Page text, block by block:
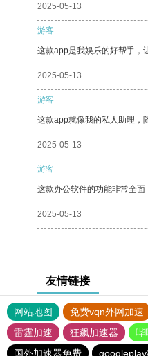
2025-05-13
游客
这款app是我娱乐的好帮手，
2025-05-13
游客
这款app就像我的私人助理，
2025-05-13
游客
这款办公软件的功能非常全
2025-05-13
友情链接
网站地图 免费vqn外网加速
雷霆加速
狂飙加速器 哔
国外加速器免费